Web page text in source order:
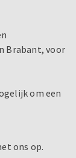
Brabant, voor
om een
ons op.